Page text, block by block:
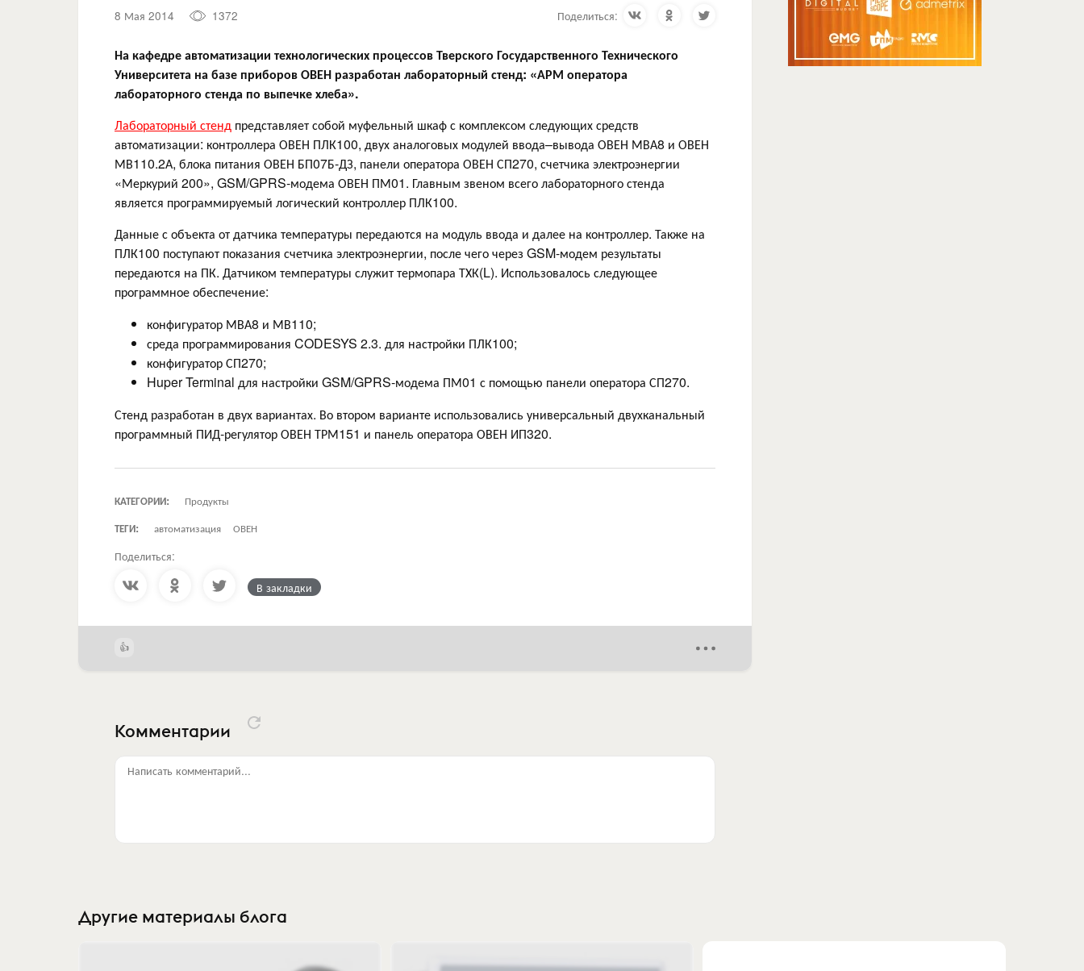
8 Мая 2014 1372 Поделиться:
На кафедре автоматизации технологических процессов Тверского Государственного Технического
Университета на базе приборов ОВЕН разработан лабораторный стенд: «АРМ оператора
лабораторного стенда по выпечке хлеба».
Лабораторный стенд представляет собой муфельный шкаф с комплексом следующих средств
автоматизации: контроллера ОВЕН ПЛК100, двух аналоговых модулей ввода–вывода ОВЕН МВА8 и ОВЕН
МВ110.2А, блока питания ОВЕН БП07Б-ДЗ, панели оператора ОВЕН СП270, счетчика электроэнергии
«Меркурий 200», GSM/GPRS-модема ОВЕН ПМ01. Главным звеном всего лабораторного стенда
является программируемый логический контроллер ПЛК100.
Данные с объекта от датчика температуры передаются на модуль ввода и далее на контроллер. Также на
ПЛК100 поступают показания счетчика электроэнергии, после чего через GSM-модем результаты
передаются на ПК. Датчиком температуры служит термопара ТХК(L). Использовалось следующее
программное обеспечение:
конфигуратор МВА8 и МВ110;
среда программирования CODESYS 2.3. для настройки ПЛК100;
конфигуратор СП270;
Huper Terminal для настройки GSM/GPRS-модема ПМ01 с помощью панели оператора СП270.
Стенд разработан в двух вариантах. Во втором варианте использовались универсальный двухканальный
программный ПИД-регулятор ОВЕН ТРМ151 и панель оператора ОВЕН ИП320.
КАТЕГОРИИ:
Продукты
ТЕГИ:
автоматизация ОВЕН
Поделиться:
В закладки
Комментарии
Написать комментарий...
Другие материалы блога